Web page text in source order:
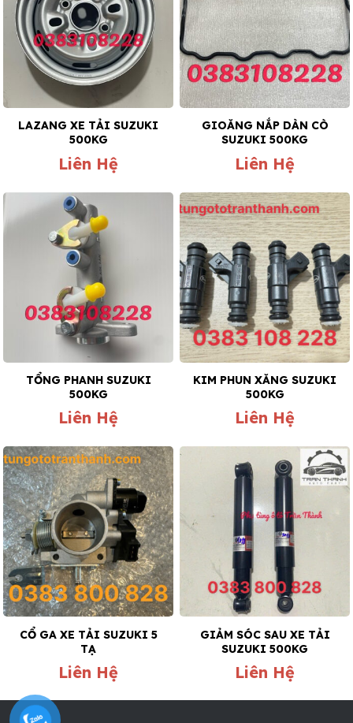
LAZANG XE TẢI SUZUKI
500KG
Liên Hệ
GIOĂNG NẮP DÀN CÒ
SUZUKI 500KG
Liên Hệ
TỔNG PHANH SUZUKI
500KG
Liên Hệ
KIM PHUN XĂNG SUZUKI
500KG
Liên Hệ
CỔ GA XE TẢI SUZUKI 5
TẠ
Liên Hệ
GIẢM SÓC SAU XE TẢI
SUZUKI 500KG
Liên Hệ